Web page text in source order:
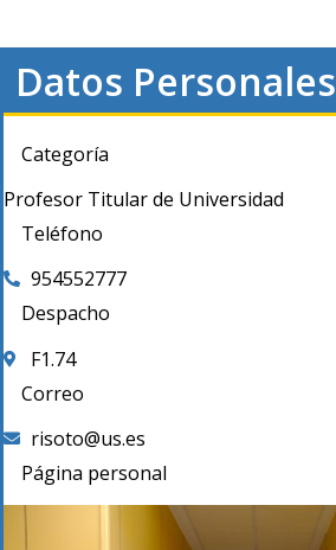
Datos Personales
Categoría
Profesor Titular de Universidad
Teléfono
954552777
Despacho
F1.74
Correo
risoto@us.es
Página personal